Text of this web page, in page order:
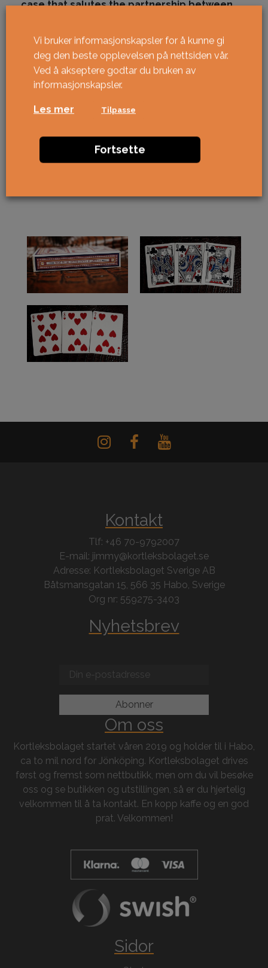
case that salutes the partnership between
boarder.
På lager
Kings Wild Americanas MM Limited Edition antall
KJØPE
Kontakt
Tlf: +46 70-9792007
E-mail: jimmy@kortleksbolaget.se
Adresse: Kortleksbolaget Sverige AB
Båtsmansgatan 15, 566 35 Habo, Sverige
Org nr: 559275-3403
Nyhetsbrev
Om oss
Kortleksbolaget startet våren 2019 og holder til i Habo,
ca to mil nord for Jönköping. Kortleksbolaget drives
først og fremst som nettbutikk, men om du vil besøke
oss og se butikken og utstillingen, så er du hjertelig
velkommen til å ta kontakt. En kopp kaffe og en god
prat. Velkommen!
Sidor
Vi bruker informasjonskapsler for å kunne gi
deg den beste opplevelsen på nettsiden vår.
Ved å akseptere godtar du bruken av
informasjonskapsler.
Les mer Tilpasse
Fortsette